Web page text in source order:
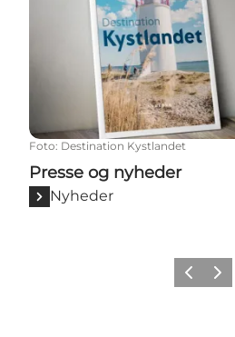
Foto: Destination Kystlandet
Presse og nyheder
Nyheder
ForrigeNæste